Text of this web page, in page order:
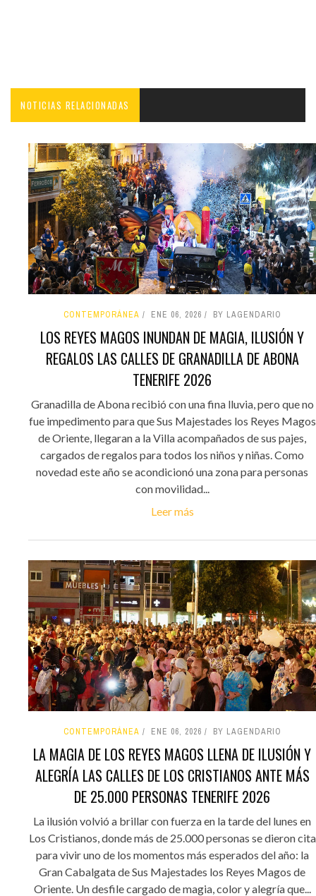
NOTICIAS RELACIONADAS
CONTEMPORÁNEA ENE 06, 2026 BY LAGENDARIO
LOS REYES MAGOS INUNDAN DE MAGIA, ILUSIÓN Y
REGALOS LAS CALLES DE GRANADILLA DE ABONA
TENERIFE 2026
Granadilla de Abona recibió con una fina lluvia, pero que no
fue impedimento para que Sus Majestades los Reyes Magos
de Oriente, llegaran a la Villa acompañados de sus pajes,
cargados de regalos para todos los niños y niñas. Como
novedad este año se acondicionó una zona para personas
con movilidad...
Leer más
CONTEMPORÁNEA ENE 06, 2026 BY LAGENDARIO
LA MAGIA DE LOS REYES MAGOS LLENA DE ILUSIÓN Y
ALEGRÍA LAS CALLES DE LOS CRISTIANOS ANTE MÁS
DE 25.000 PERSONAS TENERIFE 2026
La ilusión volvió a brillar con fuerza en la tarde del lunes en
Los Cristianos, donde más de 25.000 personas se dieron cita
para vivir uno de los momentos más esperados del año: la
Gran Cabalgata de Sus Majestades los Reyes Magos de
Oriente. Un desfile cargado de magia, color y alegría que...